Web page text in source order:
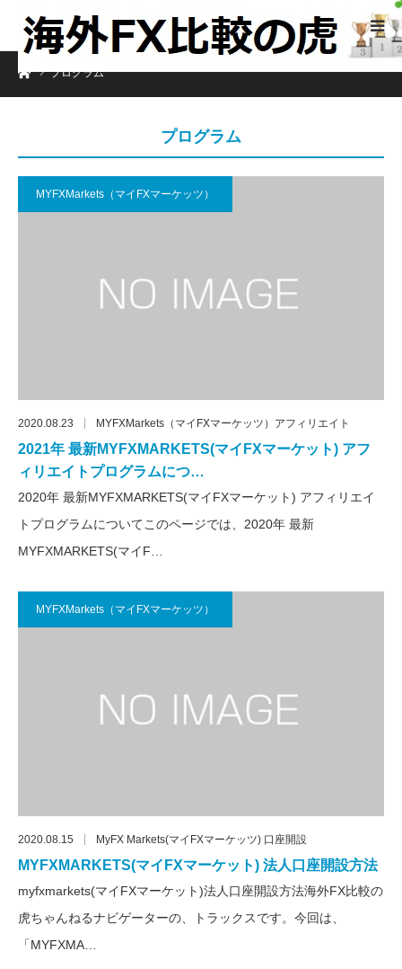
ホームプログラム
プログラム
MYFXMarkets（マイFXマーケッツ）
2020.08.23 MYFXMarkets（マイFXマーケッツ）アフィリエイト
2021年 最新MYFXMARKETS(マイFXマーケット) アフ
ィリエイトプログラムにつ…
2020年 最新MYFXMARKETS(マイFXマーケット) アフィリエイ
トプログラムについてこのページでは、2020年 最新
MYFXMARKETS(マイF…
MYFXMarkets（マイFXマーケッツ）
2020.08.15 MyFX Markets(マイFXマーケッツ) 口座開設
MYFXMARKETS(マイFXマーケット) 法人口座開設方法
myfxmarkets(マイFXマーケット)法人口座開設方法海外FX比較の
虎ちゃんねるナビゲーターの、トラックスです。今回は、
「MYFXMA…